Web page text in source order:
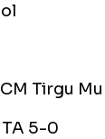
Tirgu
5-0